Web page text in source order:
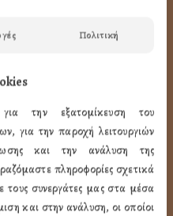
την Παραγγελία
ΜΑΣ
Πολιτική
την εξατομίκευση του
για την παροχή λειτουργιών
και την ανάλυση της
πληροφορίες σχετικά
τους συνεργάτες μας στα μέσα
και στην ανάλυση, οι οποίοι